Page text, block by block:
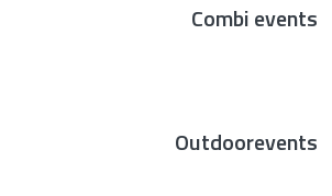
Combi events
Outdoorevents